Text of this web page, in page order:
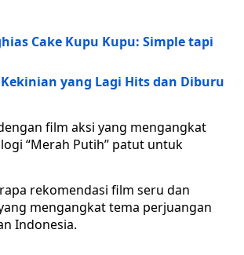
Cake Kupu Kupu: Simple tapi
Kekinian yang Lagi Hits dan Diburu
film aksi yang mengangkat
“Merah Putih” patut untuk
rekomendasi film seru dan
mengangkat tema perjuangan
Indonesia.